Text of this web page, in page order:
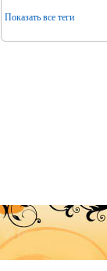
Показать все теги